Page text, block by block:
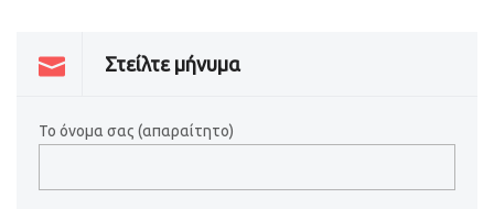
Στείλτε μήνυμα
Το όνομα σας (απαραίτητο)